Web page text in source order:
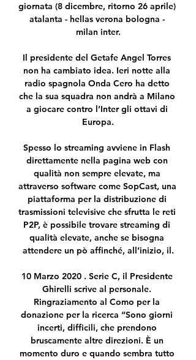
giornata (8 dicembre, ritorno 26 aprile)
atalanta - hellas verona bologna -
milan inter.
Il presidente del Getafe Angel Torres
non ha cambiato idea. Ieri notte alla
radio spagnola Onda Cero ha detto
che la sua squadra non andrà a Milano
a giocare contro l’Inter gli ottavi di
Europa.
Spesso lo streaming avviene in Flash
direttamente nella pagina web con
qualità non sempre elevate, ma
attraverso software come SopCast, una
piattaforma per la distribuzione di
trasmissioni televisive che sfrutta le reti
P2P, è possibile trovare streaming di
qualità elevate, anche se bisogna
attendere un pò affinché, all’inizio, il.
10 Marzo 2020 . Serie C, il Presidente
Ghirelli scrive al personale.
Ringraziamento al Como per la
donazione per la ricerca “Sono giorni
incerti, difficili, che prendono
bruscamente altre direzioni. È un
momento duro e quando sembra tutto